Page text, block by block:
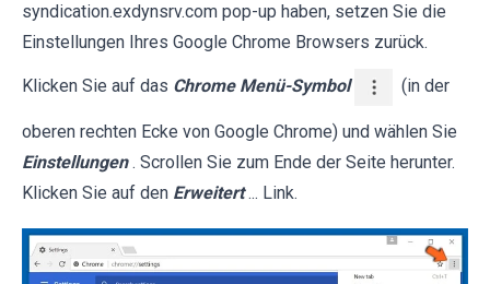
syndication.exdynsrv.com pop-up haben, setzen Sie die
Einstellungen Ihres Google Chrome Browsers zurück.
Klicken Sie auf das Chrome Menü-Symbol (in der
oberen rechten Ecke von Google Chrome) und wählen Sie
Einstellungen . Scrollen Sie zum Ende der Seite herunter.
Klicken Sie auf den Erweitert ... Link.